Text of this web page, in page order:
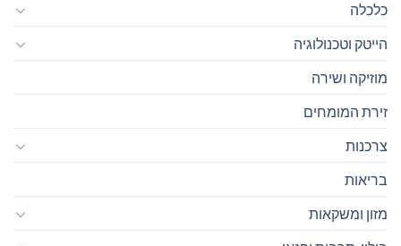
כלכלה
הייטק וטכנולוגיה
מוזיקה ושירה
זירת המומחים
צרכנות
בריאות
מזון ומשקאות